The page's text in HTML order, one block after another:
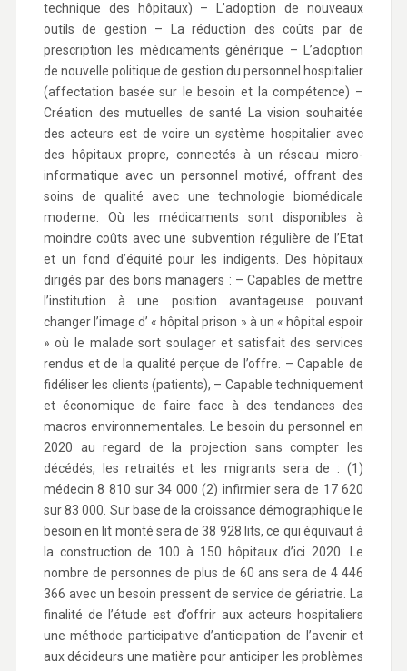
technique des hôpitaux) – L’adoption de nouveaux
outils de gestion – La réduction des coûts par de
prescription les médicaments générique – L’adoption
de nouvelle politique de gestion du personnel hospitalier
(affectation basée sur le besoin et la compétence) –
Création des mutuelles de santé La vision souhaitée
des acteurs est de voire un système hospitalier avec
des hôpitaux propre, connectés à un réseau micro-
informatique avec un personnel motivé, offrant des
soins de qualité avec une technologie biomédicale
moderne. Où les médicaments sont disponibles à
moindre coûts avec une subvention régulière de l’Etat
et un fond d’équité pour les indigents. Des hôpitaux
dirigés par des bons managers : – Capables de mettre
l’institution à une position avantageuse pouvant
changer l’image d’ « hôpital prison » à un « hôpital espoir
» où le malade sort soulager et satisfait des services
rendus et de la qualité perçue de l’offre. – Capable de
fidéliser les clients (patients), – Capable techniquement
et économique de faire face à des tendances des
macros environnementales. Le besoin du personnel en
2020 au regard de la projection sans compter les
décédés, les retraités et les migrants sera de : (1)
médecin 8 810 sur 34 000 (2) infirmier sera de 17 620
sur 83 000. Sur base de la croissance démographique le
besoin en lit monté sera de 38 928 lits, ce qui équivaut à
la construction de 100 à 150 hôpitaux d’ici 2020. Le
nombre de personnes de plus de 60 ans sera de 4 446
366 avec un besoin pressent de service de gériatrie. La
finalité de l’étude est d’offrir aux acteurs hospitaliers
une méthode participative d’anticipation de l’avenir et
aux décideurs une matière pour anticiper les problèmes